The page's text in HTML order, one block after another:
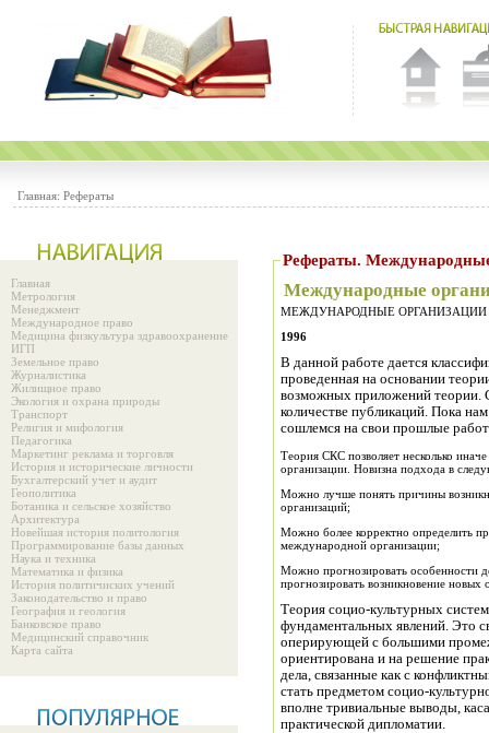
Главная: Рефераты
Главная
Метрология
Менеджмент
Международное право
Медицина физкультура здравоохранение
ИГП
Земельное право
Журналистика
Жилищное право
Экология и охрана природы
Транспорт
Религия и мифология
Педагогика
Маркетинг реклама и торговля
История и исторические личности
Бухгалтерский учет и аудит
Геополитика
Ботаника и сельское хозяйство
Архитектура
Новейшая история политология
Программирование базы данных
Наука и техника
Математика и физика
История политичиских учений
Законодательство и право
География и геология
Банковское право
Медицинский справочник
Карта сайта
Рефераты.
Международные
МЕЖДУНАРОДНЫЕ ОРГАНИЗАЦИИ
1996
В данной работе дается
проведенная на основании
возможных приложений теории.
количестве публикаций. Пока
сошлемся на свои прошлые
Теория СКС позволяет несколько
организации. Новизна подхода в
Можно лучше понять причины
организаций;
Можно более корректно определить
международной организации;
Можно прогнозировать особенности
прогнозировать возникновение новых
Теория социо-культурных
фундаментальных явлений. Это
оперирующей с большими
ориентирована и на решение
дела, связанные как с
стать предметом социо-
вполне тривиальные выводы,
практической дипломатии.